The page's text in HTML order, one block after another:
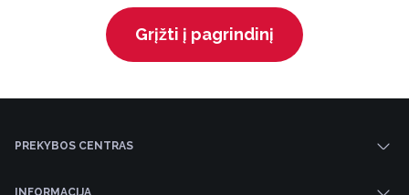
Grįžti į pagrindinį
PREKYBOS CENTRAS
INFORMACIJA